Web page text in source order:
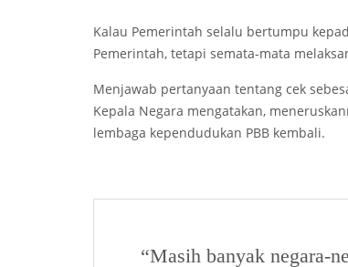
Kalau Pemerintah selalu bertumpu
Pemerintah, tetapi semata-mata
Menjawab pertanyaan tentang cek
Kepala Negara mengatakan,
lembaga kependudukan PBB kembali.
“Masih banyak negara-